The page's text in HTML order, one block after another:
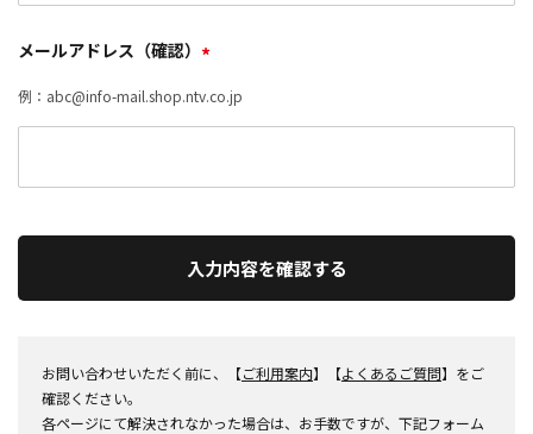
メールアドレス（確認） *
例：abc@info-mail.shop.ntv.co.jp
入力内容を確認する
お問い合わせいただく前に、【ご利用案内】【よくあるご質問】をご
確認ください。
各ページにて解決されなかった場合は、お手数ですが、下記フォーム